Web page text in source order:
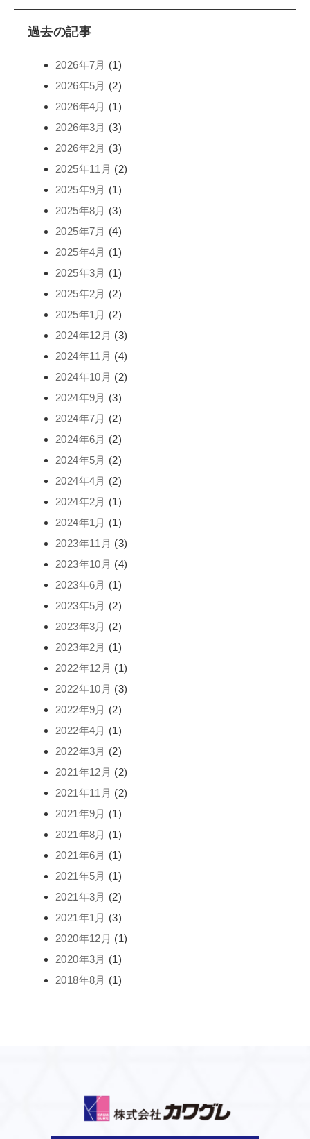
過去の記事
2026年7月 (1)
2026年5月 (2)
2026年4月 (1)
2026年3月 (3)
2026年2月 (3)
2025年11月 (2)
2025年9月 (1)
2025年8月 (3)
2025年7月 (4)
2025年4月 (1)
2025年3月 (1)
2025年2月 (2)
2025年1月 (2)
2024年12月 (3)
2024年11月 (4)
2024年10月 (2)
2024年9月 (3)
2024年7月 (2)
2024年6月 (2)
2024年5月 (2)
2024年4月 (2)
2024年2月 (1)
2024年1月 (1)
2023年11月 (3)
2023年10月 (4)
2023年6月 (1)
2023年5月 (2)
2023年3月 (2)
2023年2月 (1)
2022年12月 (1)
2022年10月 (3)
2022年9月 (2)
2022年4月 (1)
2022年3月 (2)
2021年12月 (2)
2021年11月 (2)
2021年9月 (1)
2021年8月 (1)
2021年6月 (1)
2021年5月 (1)
2021年3月 (2)
2021年1月 (3)
2020年12月 (1)
2020年3月 (1)
2018年8月 (1)